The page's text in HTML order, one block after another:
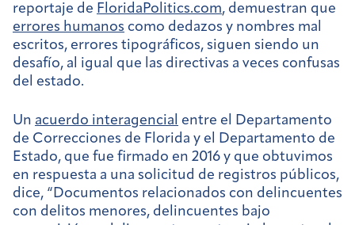
reportaje de FloridaPolitics.com, demuestran que
errores humanos como dedazos y nombres mal
escritos, errores tipográficos, siguen siendo un
desafío, al igual que las directivas a veces confusas
del estado.
Un acuerdo interagencial entre el Departamento
de Correcciones de Florida y el Departamento de
Estado, que fue firmado en 2016 y que obtuvimos
en respuesta a una solicitud de registros públicos,
dice, “Documentos relacionados con delincuentes
con delitos menores, delincuentes bajo